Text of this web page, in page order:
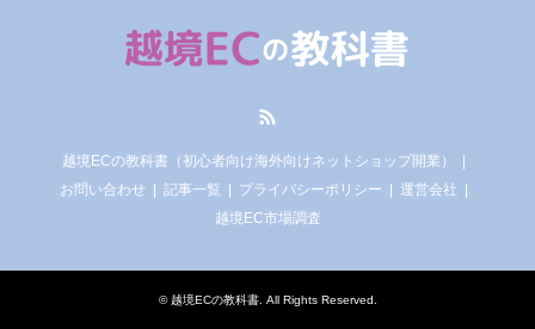
越境ECの教科書（初心者向け海外向けネットショップ開業）
お問い合わせ
記事一覧 プライバシーポリシー
運営会社
越境EC市場調査
©越境ECの教科書. All Rights Reserved.